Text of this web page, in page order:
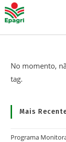
No momento,
tag.
Mais
Programa